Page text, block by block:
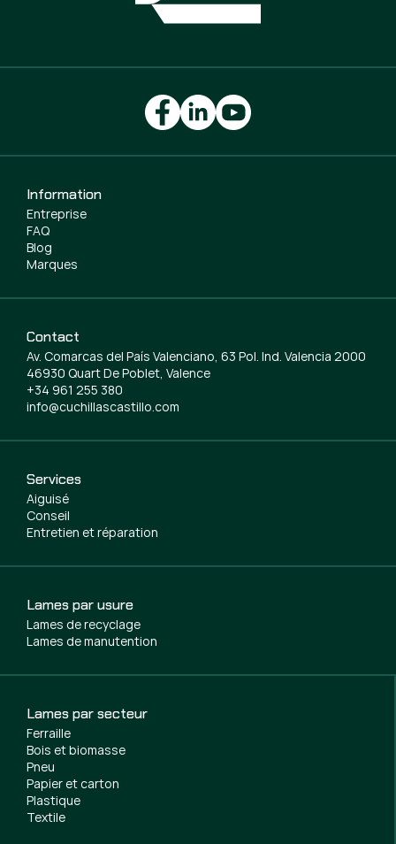
Services
Aiguisé
Conseil
Entretien et réparation
Lames par usure
Lames de recyclage
Lames de manutention
Lames par secteur
Ferraille
Bois et biomasse
Pneu
Papier et carton
Plastique
Textile
Information
Entreprise
FAQ
Blog
Marques
Contact
Av. Comarcas del País Valenciano, 63 Pol. Ind. Valencia 2000
46930 Quart De Poblet, Valence
+34 961 255 380
info@cuchillascastillo.com